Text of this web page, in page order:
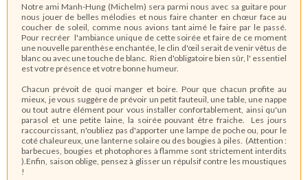
Notre ami Manh-Hung (Michelm) sera parmi nous avec sa guitare pour
nous jouer de belles mélodies et nous faire chanter en chœur face au
coucher de soleil, comme nous avions tant aimé le faire par le passé.
Pour recréer l'ambiance unique de cette soirée et faire de ce moment
une nouvelle parenthèse enchantée, le clin d'œil serait de venir vêtus de
blanc ou avec une touche de blanc. Rien d'obligatoire bien sûr, l' essentiel
est votre présence et votre bonne humeur.
Chacun prévoit de quoi manger et boire. Pour que chacun profite au
mieux, je vous suggère de prévoir un petit fauteuil, une table, une nappe
ou tout autre élément pour vous installer confortablement, ainsi qu'un
parasol et une petite laine, la soirée pouvant être fraiche. Les jours
raccourcissant, n'oubliez pas d'apporter une lampe de poche ou, pour le
coté chaleureux, une lanterne solaire ou des bougies à piles. (Attention :
barbecues, bougies et photophores à flamme sont strictement interdits
).Enfin, saison oblige, pensez à glisser un répulsif contre les moustiques
!